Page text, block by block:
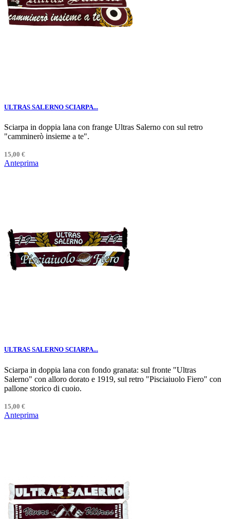
ULTRAS SALERNO SCIARPA...
Sciarpa in doppia lana con frange Ultras Salerno con sul retro
"camminerò insieme a te".
15,00 €
Anteprima
ULTRAS SALERNO SCIARPA...
Sciarpa in doppia lana con fondo granata: sul fronte "Ultras
Salerno" con alloro dorato e 1919, sul retro "Pisciaiuolo Fiero" con
pallone storico di cuoio.
15,00 €
Anteprima